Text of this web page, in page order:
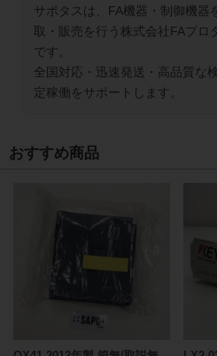
サポタスは、FA機器・制御機器
取・販売を行う株式会社FAプロ
です。
全国対応・迅速発送・高品質な
定稼働をサポートします。
おすすめ商品